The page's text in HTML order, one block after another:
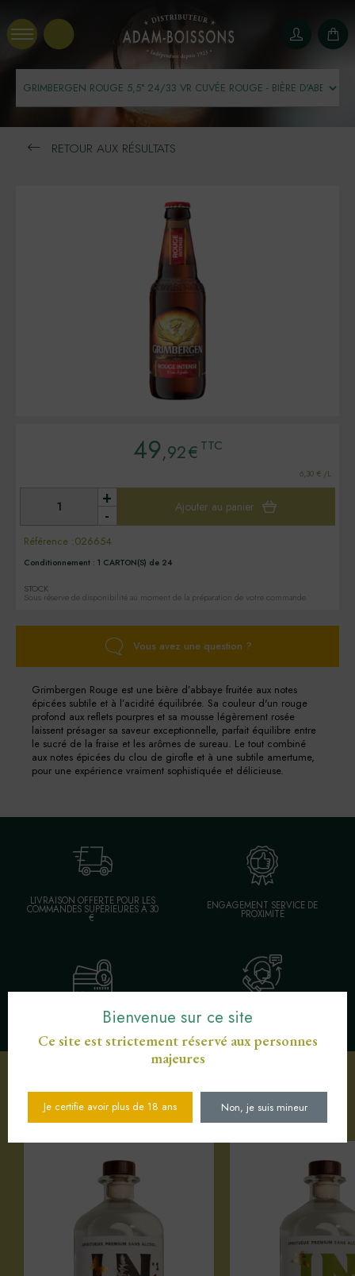
RETOUR AUX RÉSULTATS
Grimbergen Rouge est une bière d’abbaye fruitée aux notes
épicées subtile et à l’acidité équilibrée. Sa couleur d'un rouge
profond aux reflets pourpres et sa mousse légèrement rosée
laissent présager sa saveur exceptionnelle, parfait équilibre entre
le sucré de la fraise et les arômes de sureau. Le tout combiné
aux notes épicées du clou de girofle et à une subtile amertume,
pour une expérience vraiment sophistiquée et délicieuse.
49,92€ TTC
6,30 € /L
-
+ Ajouter au panier
Référence :026654
Conditionnement : 1 CARTON(S) de 24
STOCK
Sous réserve de disponibilité au moment de la préparation de votre commande.
Vous avez une question ?
LIVRAISON OFFERTE POUR LES
COMMANDES SUPÉRIEURES À 30
€
ENGAGEMENT SERVICE DE
PROXIMITÉ
PAIEMENT SÉCURISÉ CB SERVICE CLIENT AU
03 89 82 40 37
Votre sélection d'articles
Bienvenue sur ce site
Ce site est strictement réservé aux personnes
majeures
Je certifie avoir plus de 18 ans Non, je suis mineur